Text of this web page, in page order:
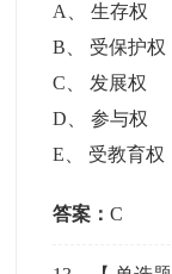
A
、生存权
B
受保护权
C
发展权
D 、参与权
E
受教育权
答案：C